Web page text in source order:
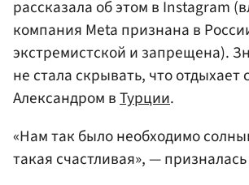
рассказала об этом в Instagram
компания Meta признана в
экстремистской и запрещена).
не стала скрывать, что отдыхает
Александром вТурции.
«Нам так было необходимо
такая счастливая», —